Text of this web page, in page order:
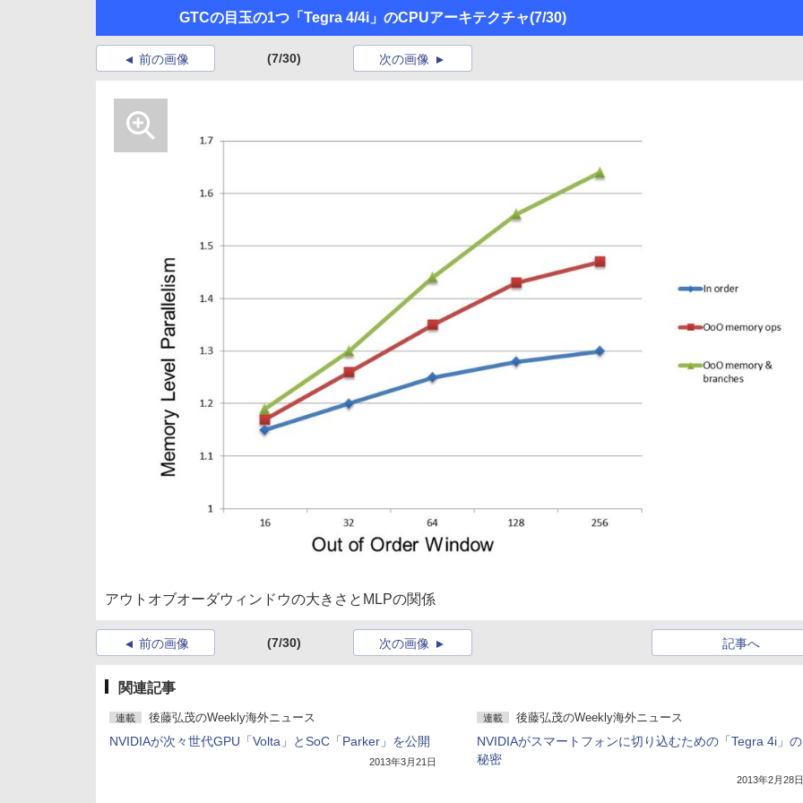
GTCの目玉の1つ「Tegra 4/4i」のCPUアーキテクチャ(7/30)
前の画像 (7/30) 次の画像
アウトオブオーダウィンドウの大きさとMLPの関係
前の画像 (7/30) 記事へ
次の画像
関連記事
連載 後藤弘茂のWeekly海外ニュース
NVIDIAが次々世代GPU「Volta」とSoC「Parker」を公開
2013年3月21日
連載 後藤弘茂のWeekly海外ニュース
NVIDIAがスマートフォンに切り込むための「Tegra 4i」の
秘密
2013年2月28日